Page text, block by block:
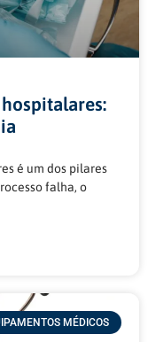
é um dos pilares
falha, o
MÉDICOS